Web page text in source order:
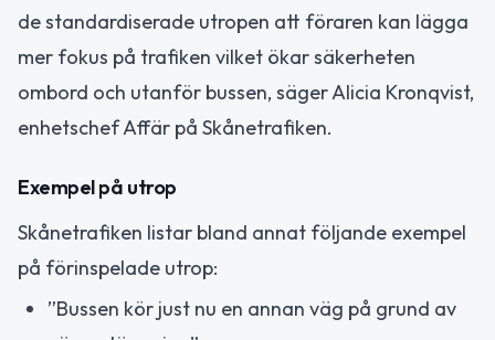
de standardiserade utropen att föraren kan lägga
mer fokus på trafiken vilket ökar säkerheten
ombord och utanför bussen, säger Alicia Kronqvist,
enhetschef Affär på Skånetrafiken.
Exempel på utrop
Skånetrafiken listar bland annat följande exempel
på förinspelade utrop:
”Bussen kör just nu en annan väg på grund av